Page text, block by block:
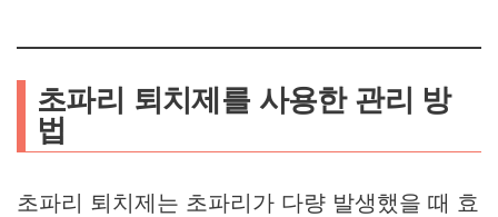
초파리 퇴치제를 사용한 관리 방
법
초파리 퇴치제는 초파리가 다량 발생했을 때 효